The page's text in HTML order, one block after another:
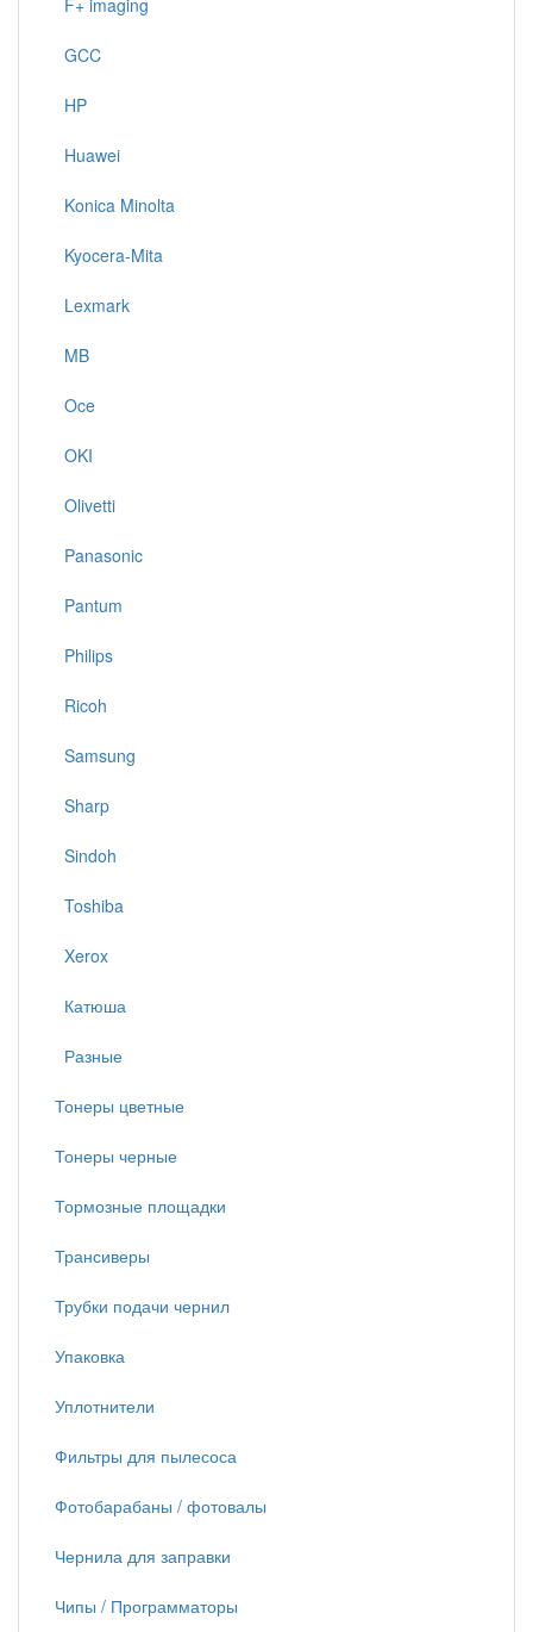
F+ imaging
GCC
HP
Huawei
Konica Minolta
Kyocera-Mita
Lexmark
MB
Oce
OKI
Olivetti
Panasonic
Pantum
Philips
Ricoh
Samsung
Sharp
Sindoh
Toshiba
Xerox
Катюша
Разные
Тонеры цветные
Тонеры черные
Тормозные площадки
Трансиверы
Трубки подачи чернил
Упаковка
Уплотнители
Фильтры для пылесоса
Фотобарабаны / фотовалы
Чернила для заправки
Чипы / Программаторы